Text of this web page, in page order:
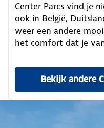
Center Parcs vind je
ook in België,
weer een andere
het comfort dat je
Bekijk andere